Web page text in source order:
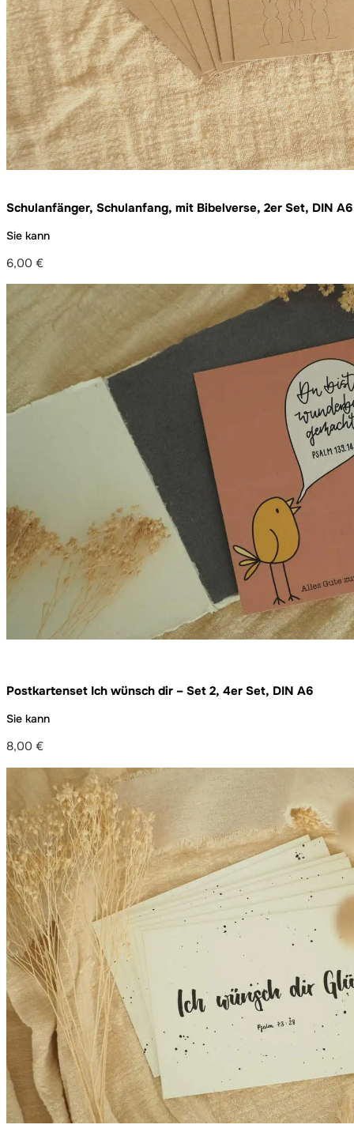
Schulanfänger, Schulanfang, mit Bibelverse, 2er Set, DIN A6
Sie kann
6,00 €
Postkartenset Ich wünsch dir – Set 2, 4er Set, DIN A6
Sie kann
8,00 €